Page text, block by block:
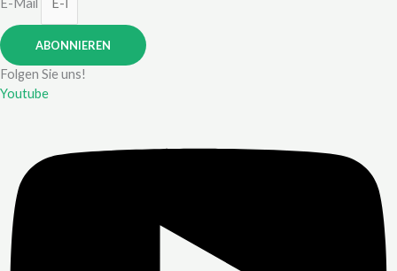
E-Mail
ABONNIEREN
Folgen Sie uns!
Youtube